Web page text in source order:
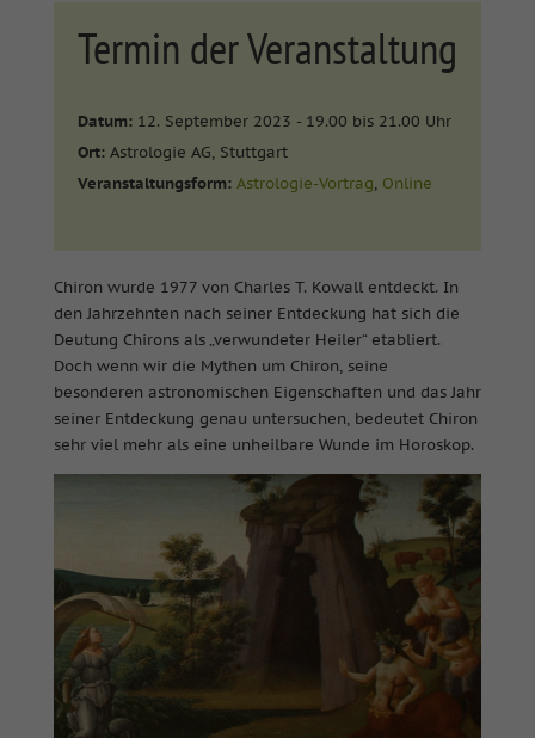
Termin der Veranstaltung
Datum:12. September 2023 - 19.00 bis 21.00 Uhr
Ort: Astrologie AG, Stuttgart
Veranstaltungsform: Astrologie-Vortrag, Online
Chiron wurde 1977 von Charles T. Kowall entdeckt. In
den Jahrzehnten nach seiner Entdeckung hat sich die
Deutung Chirons als „verwundeter Heiler“ etabliert.
Doch wenn wir die Mythen um Chiron, seine
besonderen astronomischen Eigenschaften und das Jahr
seiner Entdeckung genau untersuchen, bedeutet Chiron
sehr viel mehr als eine unheilbare Wunde im Horoskop.